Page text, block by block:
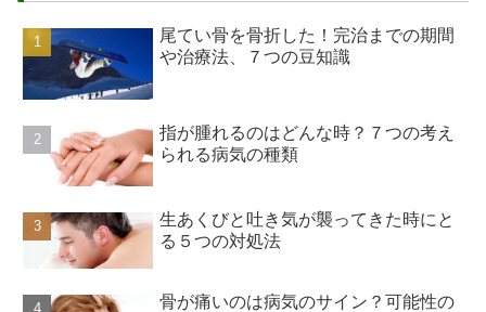
尾てい骨を骨折した！完治までの期間
や治療法、７つの豆知識
指が腫れるのはどんな時？７つの考え
られる病気の種類
生あくびと吐き気が襲ってきた時にと
る５つの対処法
骨が痛いのは病気のサイン？可能性の